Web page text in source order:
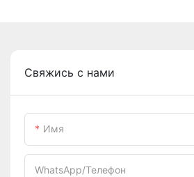
Свяжись с нами
Имя
WhatsApp/телефон